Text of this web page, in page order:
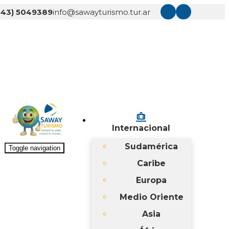
5049389info@sawayturismo.tur.ar
Toggle navigation
checked_bag
Internacional
Sudamérica
Caribe
Europa
Medio Oriente
Asia